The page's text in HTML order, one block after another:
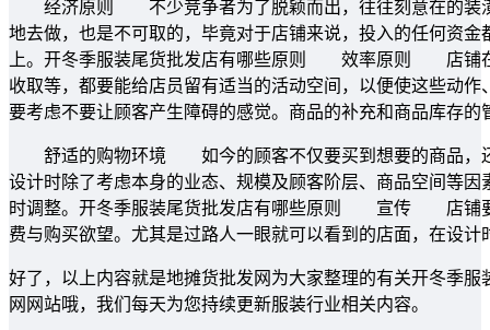
经济原则 不少竞争者为了脱颖而出，往往刻意在的装潢
地去做，也是不可取的，毕竟对于店铺来说，投入的任何资
上。开冬季服装尾货批发店有哪些原则 效率原则 店铺在
收取等，都要能给店员留有适当的活动空间，以便使这些动
要考虑不要让顾客产生障碍的感觉。商品的补充和商品库存的
舒适的购物环境 如今的顾客不仅要买到想要的商品，还
设计时除了考虑本身的业态、规模及顾客阶层、商品空间等
时调整。开冬季服装尾货批发店有哪些原则 宣传 店铺要
费与购买欲望。尤其是过路人一眼就可以看到的店面，在设计
好了，以上内容就是地摊货批发网为大家整理的有关开冬季
网网站哦，我们每天为您持续更新服装行业相关内容。